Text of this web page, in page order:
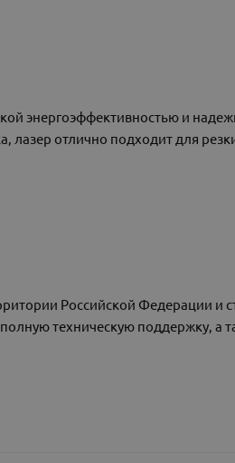
энергоэффективностью и
лазер отлично подходит для
Российской Федерации и
техническую поддержку, а